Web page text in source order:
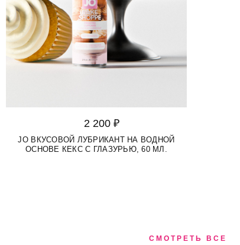
2 200 ₽
JO ВКУСОВОЙ ЛУБРИКАНТ НА ВОДНОЙ
ОСНОВЕ КЕКС С ГЛАЗУРЬЮ, 60 МЛ.
СМОТРЕТЬ ВСЕ